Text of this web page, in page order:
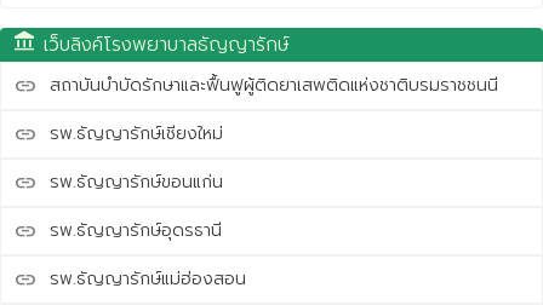
account_balance เว็บลิงค์โรงพยาบาลธัญญารักษ์
link สถาบันบำบัดรักษาและฟื้นฟูผู้ติดยาเสพติดแห่งชาติบรมราชชนนี
link รพ.ธัญญารักษ์เชียงใหม่
link รพ.ธัญญารักษ์ขอนแก่น
link รพ.ธัญญารักษ์อุดรธานี
link รพ.ธัญญารักษ์แม่ฮ่องสอน